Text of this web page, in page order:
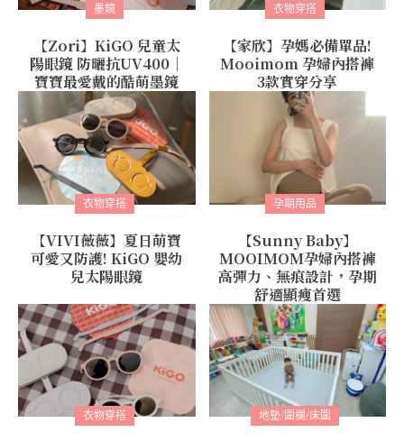
墨鏡
【Zori】KiGO 兒童太
陽眼鏡 防曬抗UV400｜
寶寶最愛戴的酷萌墨鏡
衣物穿搭
【家欣】孕媽必備單品!
Mooimom 孕婦內搭褲
3款實穿分享
衣物穿搭
【VIVI薇薇】夏日萌寶
可愛又防護! KiGO 嬰幼
兒太陽眼鏡
孕期用品
【Sunny Baby】
MOOIMOM孕婦內搭褲
高彈力、無痕設計，孕期
舒適顯瘦首選
衣物穿搭 地墊/圍欄/床圍